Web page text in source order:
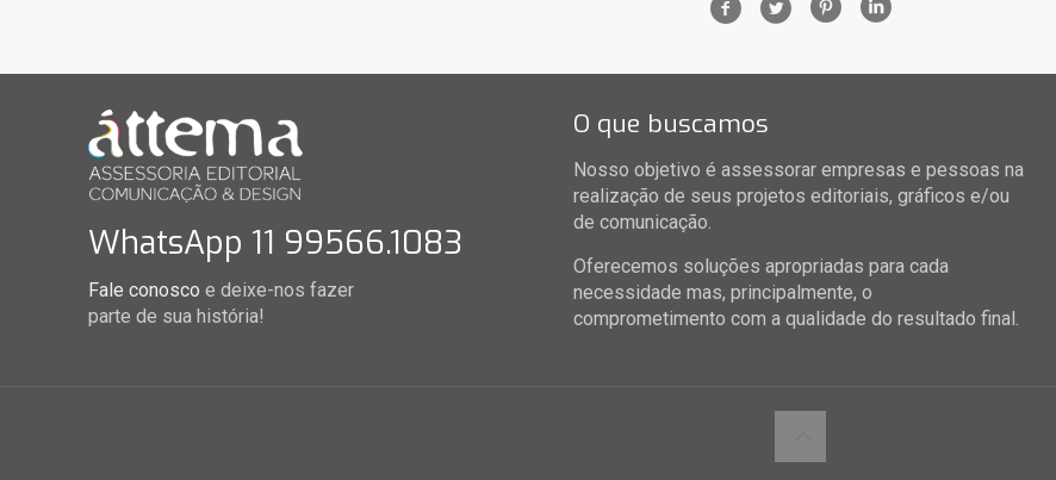
WhatsApp 11 99566.1083
Fale conosco e deixe-nos fazer
parte de sua história!
O que buscamos
Nosso objetivo é assessorar empresas e pessoas na
realização de seus projetos editoriais, gráficos e/ou
de comunicação.
Oferecemos soluções apropriadas para cada
necessidade mas, principalmente, o
comprometimento com a qualidade do resultado final.